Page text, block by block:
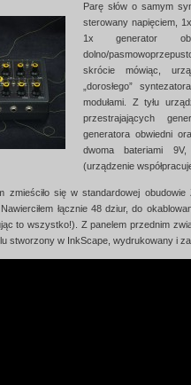
Parę słów o samym
sterowany napięciem,
1x generator
dolno/
skrócie mówiąc,
„dorosłego”
modułami. Z tyłu
przestrajających
generatora obwiedni
dwoma bateriami
(urządzenie
zmieściło się w standardowej
łącznie 48 dziur, do
to wszystko!). Z panelem przednim
stworzony w InkScape, wydrukowany i